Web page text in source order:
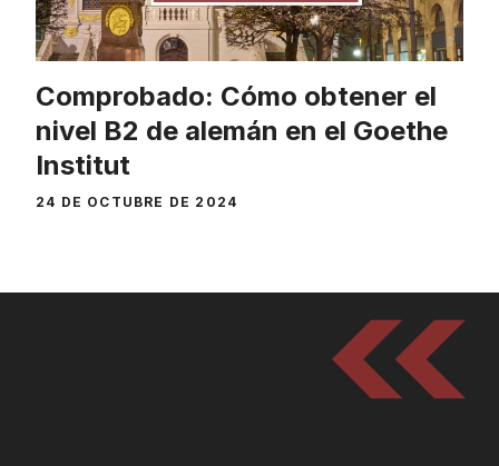
Comprobado: Cómo obtener el
nivel B2 de alemán en el Goethe
Institut
24 DE OCTUBRE DE 2024